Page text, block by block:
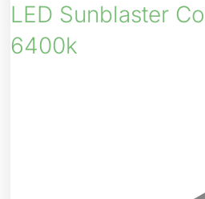
LED Sunblaster
6400k